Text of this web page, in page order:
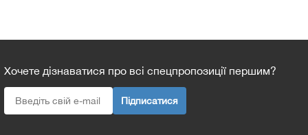
Хочете дізнаватися про всі спецпропозиції першим?
Підписатися